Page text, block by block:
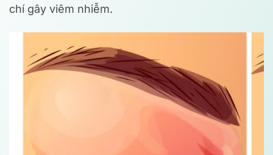
chí gây viêm nhiễm.